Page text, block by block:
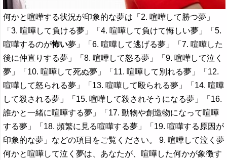
何かと喧嘩する状況が印象的な夢は「2. 喧嘩して勝つ夢」
「3. 喧嘩して負ける夢」「4. 喧嘩して負けて悔しい夢」「5.
喧嘩するのが怖い夢」「6. 喧嘩して逃げる夢」「7. 喧嘩した
後に仲直りする夢」「8. 喧嘩して怒る夢」「9. 喧嘩して泣く
夢」「10. 喧嘩して死ぬ夢」「11. 喧嘩して別れる夢」「12.
喧嘩して怒られる夢」「13. 喧嘩して殴られる夢」「14. 喧嘩
して殺される夢」「15. 喧嘩して殺されそうになる夢」「16.
誰かと一緒に喧嘩する夢」「17. 動物や創造物になって喧嘩
する夢」「18. 頻繁に見る喧嘩する夢」「19. 喧嘩する原因が
印象的な夢」などの項目をご覧ください。 9. 喧嘩して泣く夢
何かと喧嘩して泣く夢は、あなたが、喧嘩した何かが象徴す